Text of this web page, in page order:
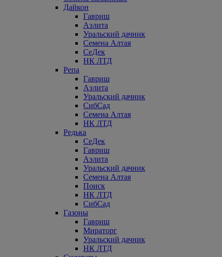
Дайкон
Гавриш
Аэлита
Уральский дачник
Семена Алтая
СеДек
НК ЛТД
Репа
Гавриш
Аэлита
Уральский дачник
СибСад
Семена Алтая
НК ЛТД
Редька
СеДек
Гавриш
Аэлита
Уральский дачник
Семена Алтая
Поиск
НК ЛТД
СибСад
Газоны
Гавриш
Мираторг
Уральский дачник
НК ЛТД